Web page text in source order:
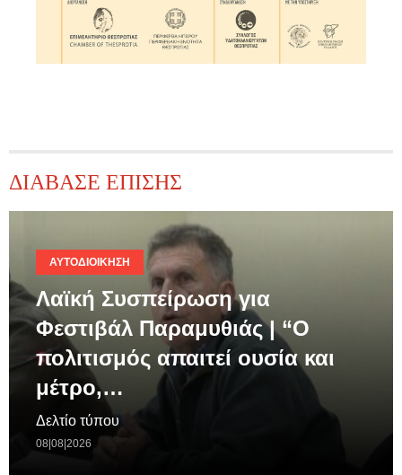
ΔΙΑΒΑΣΕ ΕΠΙΣΗΣ
ΑΥΤΟΔΙΟΊΚΗΣΗ
Λαϊκή Συσπείρωση για
Φεστιβάλ Παραμυθιάς | “Ο
πολιτισμός απαιτεί ουσία και
μέτρο,…
Δελτίο τύπου
08|08|2026